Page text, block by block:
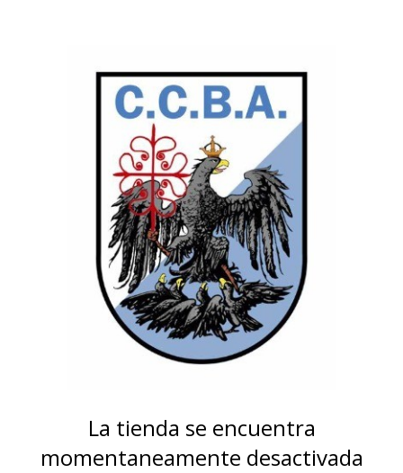
La tienda se encuentra
momentaneamente desactivada